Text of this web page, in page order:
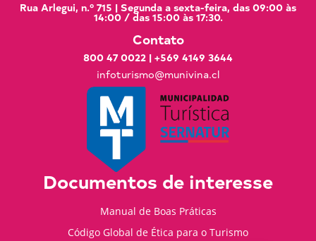
Rua Arlegui, n.º 715 | Segunda a sexta-feira, das 09:00 às
14:00 / das 15:00 às 17:30.
Contato
800 47 0022 | +569 4149 3644
infoturismo@munivina.cl
Documentos de interesse
Manual de Boas Práticas
Código Global de Ética para o Turismo